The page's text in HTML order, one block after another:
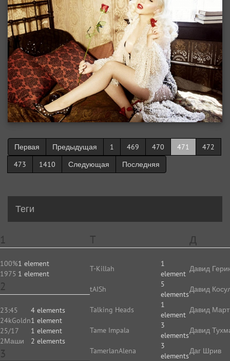
Первая Предыдущая 1 469 470 471
472
473
1410 Следующая Последняя
Теги
1
100%1 element
1975 1 element
2
23:45
4 elements
24kGoldn1 element
25/17
1 element
2Маши
2 elements
3
T
T-Killah
1
element
tAISh
5
elements
Talking Heads
1
element
Tame Impala
3
elements
TamerlanAlena
3
elements
Д
Давид
Давид
Давид
Давид
Даг Шрив